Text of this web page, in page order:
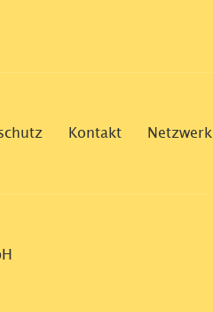
Kontakt Netzwerk